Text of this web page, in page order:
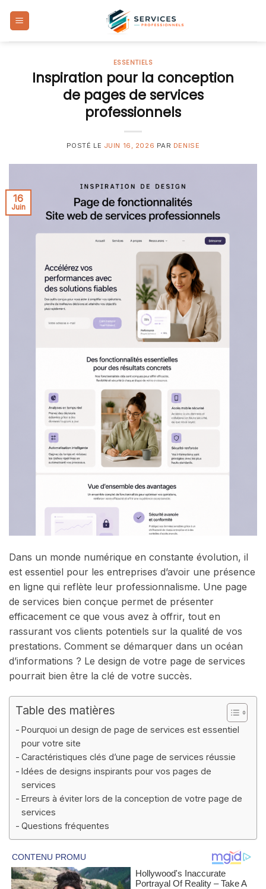
ESSENTIELS
Inspiration pour la conception
de pages de services
professionnels
POSTÉ LE JUIN 16, 2026 PAR DENISE
16
Juin
Dans un monde numérique en constante évolution, il
est essentiel pour les entreprises d’avoir une présence
en ligne qui reflète leur professionnalisme. Une page
de services bien conçue permet de présenter
efficacement ce que vous avez à offrir, tout en
rassurant vos clients potentiels sur la qualité de vos
prestations. Comment se démarquer dans un océan
d’informations ? Le design de votre page de services
pourrait bien être la clé de votre succès.
Table des matières
Pourquoi un design de page de services est essentiel
pour votre site
Caractéristiques clés d’une page de services réussie
Idées de designs inspirants pour vos pages de
services
Erreurs à éviter lors de la conception de votre page de
services
Questions fréquentes